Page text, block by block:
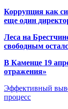
Коррупция как
еще один
Леса на
свободным
В Каменце 19
отражения»
Эффективный
процесс